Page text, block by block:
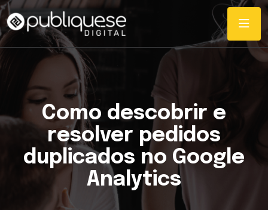
Como descobrir e
resolver pedidos
duplicados no Google
Analytics